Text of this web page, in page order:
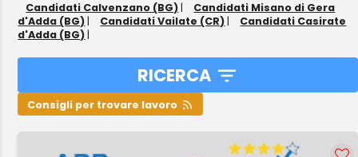
Candidati Calvenzano (BG) |
Candidati Misano di Gera
d'Adda (BG) | Candidati Vailate (CR) |
Candidati Casirate
d'Adda (BG) |
RICERCA
Consigli per trovare lavoro